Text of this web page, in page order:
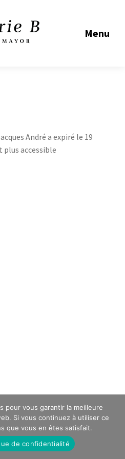
Menu
André a expiré le 19
plus accessible
pour vous garantir la meilleure
Si vous continuez à utiliser ce
que vous en êtes satisfait.
de confidentialité